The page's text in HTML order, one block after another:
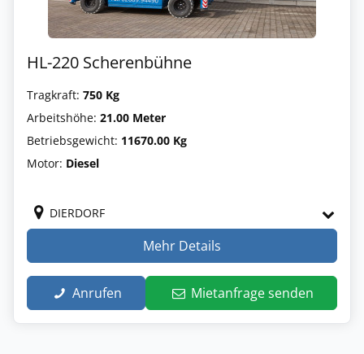
HL-220 Scherenbühne
Tragkraft: 750 Kg
Arbeitshöhe: 21.00 Meter
Betriebsgewicht: 11670.00 Kg
Motor: Diesel
DIERDORF
Mehr Details
Anrufen Mietanfrage senden